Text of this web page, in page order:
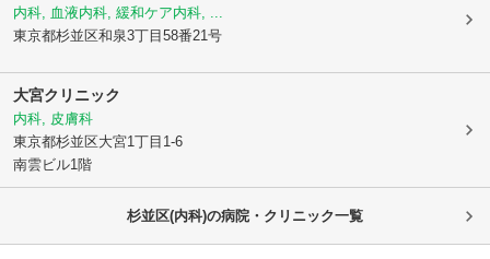
内科, 血液内科, 緩和ケア内科, ...
東京都杉並区和泉3丁目58番21号
大宮クリニック
内科, 皮膚科
東京都杉並区大宮1丁目1-6
南雲ビル1階
杉並区(内科)の病院・クリニック一覧